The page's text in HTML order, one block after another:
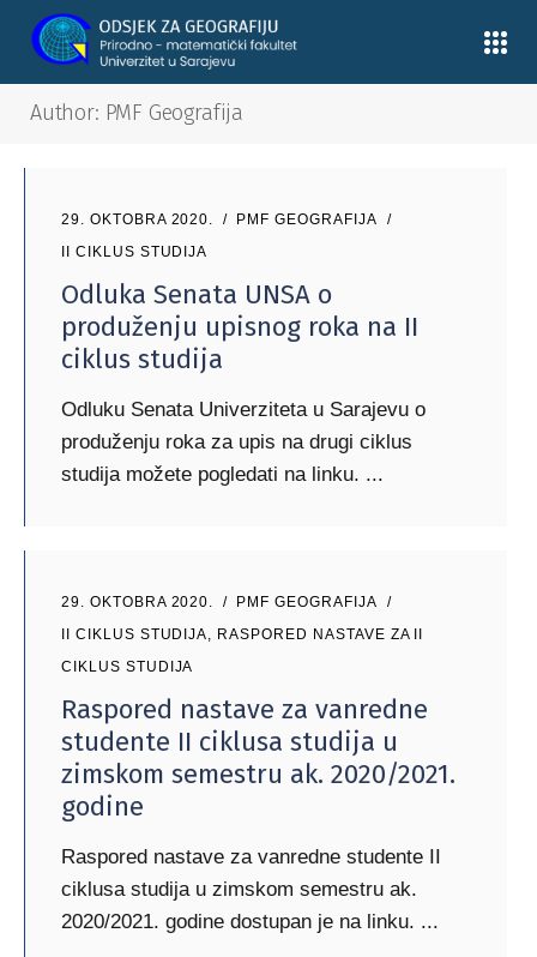
Author: PMF Geografija
29. OKTOBRA 2020.
PMF GEOGRAFIJA
II CIKLUS STUDIJA
Odluka Senata UNSA o
produženju upisnog roka na II
ciklus studija
Odluku Senata Univerziteta u Sarajevu o
produženju roka za upis na drugi ciklus
studija možete pogledati na linku.
29. OKTOBRA 2020.
PMF GEOGRAFIJA
II CIKLUS STUDIJA, RASPORED NASTAVE ZA II
CIKLUS STUDIJA
Raspored nastave za vanredne
studente II ciklusa studija u
zimskom semestru ak. 2020/2021.
godine
Raspored nastave za vanredne studente II
ciklusa studija u zimskom semestru ak.
2020/2021. godine dostupan je na linku.